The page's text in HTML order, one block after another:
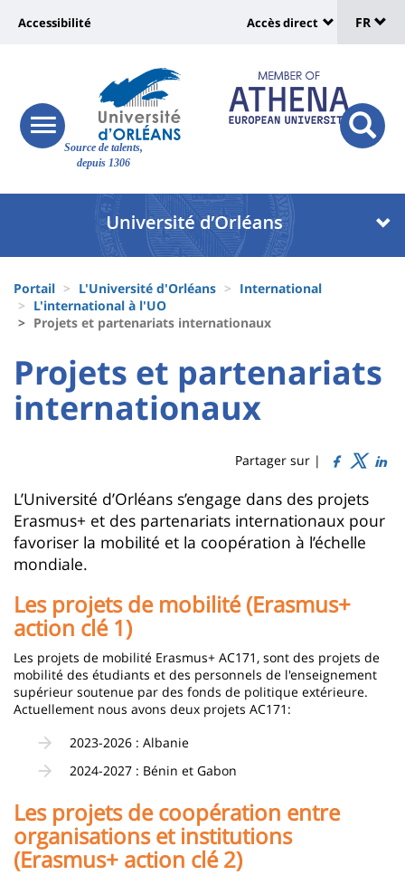
Site
Source de talents,
depuis 1306
Université
Recherche
responsive
menu
button
Université
vers
page
accessibilité
Accessibilité
:
Shortcut
links
Accès direct
de
FR
Université
Block
liste
des
composantes
d'Ariane
Portail L'Université d'Orléans
International
L'international à l'UO
Projets et partenariats internationaux
University
:
Sidebar
University
:
Main
Titre
Projets et partenariats
internationaux
Partager sur |
Contenu
de
la
page
principale
L’Université d’Orléans s’engage dans des projets
Erasmus+ et des partenariats internationaux pour
favoriser la mobilité et la coopération à l’échelle
mondiale.
Les projets de mobilité (Erasmus+
action clé 1)
Les projets de mobilité Erasmus+ AC171, sont des projets de
mobilité des étudiants et des personnels de l'enseignement
supérieur soutenue par des fonds de politique extérieure.
Actuellement nous avons deux projets AC171:
2023-2026 : Albanie
2024-2027 : Bénin et Gabon
Les projets de coopération entre
organisations et institutions
(Erasmus+ action clé 2)